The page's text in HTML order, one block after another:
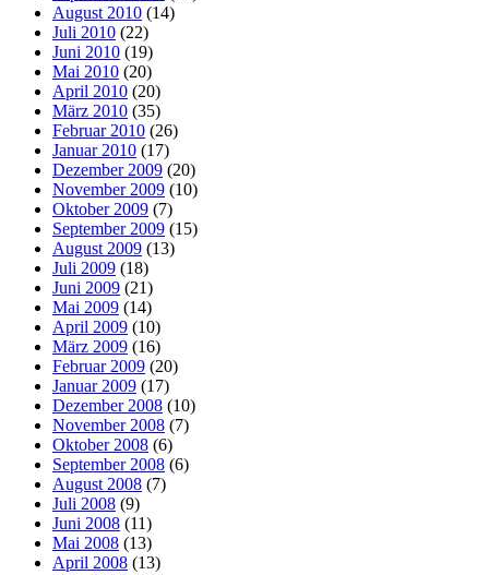
August 2010 (14)
Juli 2010 (22)
Juni 2010 (19)
Mai 2010 (20)
April 2010 (20)
März 2010 (35)
Februar 2010 (26)
Januar 2010 (17)
Dezember 2009 (20)
November 2009 (10)
Oktober 2009 (7)
September 2009 (15)
August 2009 (13)
Juli 2009 (18)
Juni 2009 (21)
Mai 2009 (14)
April 2009 (10)
März 2009 (16)
Februar 2009 (20)
Januar 2009 (17)
Dezember 2008 (10)
November 2008 (7)
Oktober 2008 (6)
September 2008 (6)
August 2008 (7)
Juli 2008 (9)
Juni 2008 (11)
Mai 2008 (13)
April 2008 (13)